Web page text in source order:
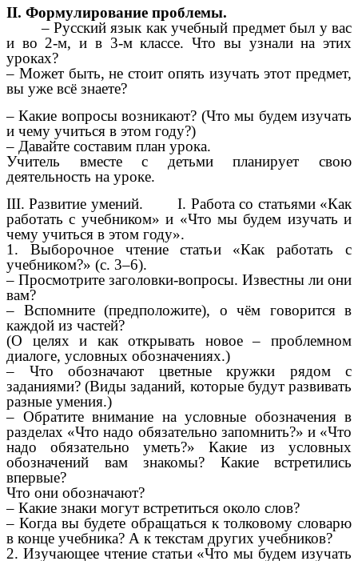
II. Формулирование проблемы.
– Русский язык как учебный предмет был у вас
и во 2-м, и в 3-м классе. Что вы узнали на этих
уроках?
– Может быть, не стоит опять изучать этот предмет,
вы уже всё знаете?
– Какие вопросы возникают? (Что мы будем изучать
и чему учиться в этом году?)
– Давайте составим план урока.
Учитель вместе с детьми планирует свою
деятельность на уроке.
III. Развитие умений. I. Работа со статьями «Как
работать с учебником» и «Что мы будем изучать и
чему учиться в этом году».
1. Выборочное чтение статьи «Как работать с
учебником?» (с. 3–6).
– Просмотрите заголовки-вопросы. Известны ли они
вам?
– Вспомните (предположите), о чём говорится в
каждой из частей?
(О целях и как открывать новое – проблемном
диалоге, условных обозначениях.)
– Что обозначают цветные кружки рядом с
заданиями? (Виды заданий, которые будут развивать
разные умения.)
– Обратите внимание на условные обозначения в
разделах «Что надо обязательно запомнить?» и «Что
надо обязательно уметь?» Какие из условных
обозначений вам знакомы? Какие встретились
впервые?
Что они обозначают?
– Какие знаки могут встретиться около слов?
– Когда вы будете обращаться к толковому словарю
в конце учебника? А к текстам других учебников?
2. Изучающее чтение статьи «Что мы будем изучать